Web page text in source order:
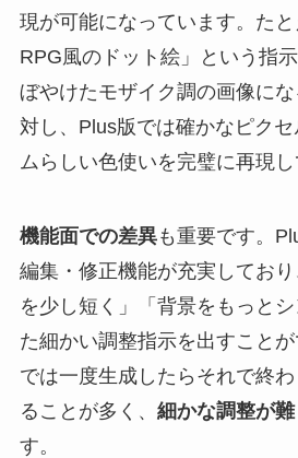
現が可能になっています。た
RPG風のドット絵」という指
ぼやけたモザイク調の画像に
対し、Plus版では確かなピク
ムらしい色使いを完璧に再現し
機能面での差異も重要です。
編集・修正機能が充実してお
を少し短く」「背景をもっと
た細かい調整指示を出すこと
では一度生成したらそれで終
ることが多く、 細かな調整が
す。